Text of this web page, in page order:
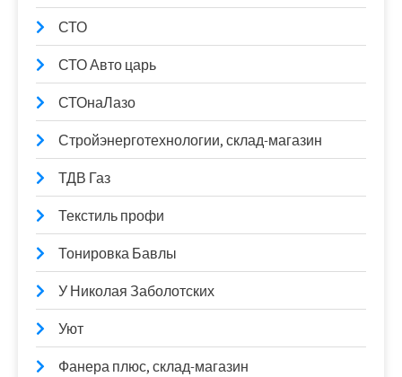
СТО
СТО Авто царь
СТОнаЛазо
Стройэнерготехнологии, склад-магазин
ТДВ Газ
Текстиль профи
Тонировка Бавлы
У Николая Заболотских
Уют
Фанера плюс, склад-магазин